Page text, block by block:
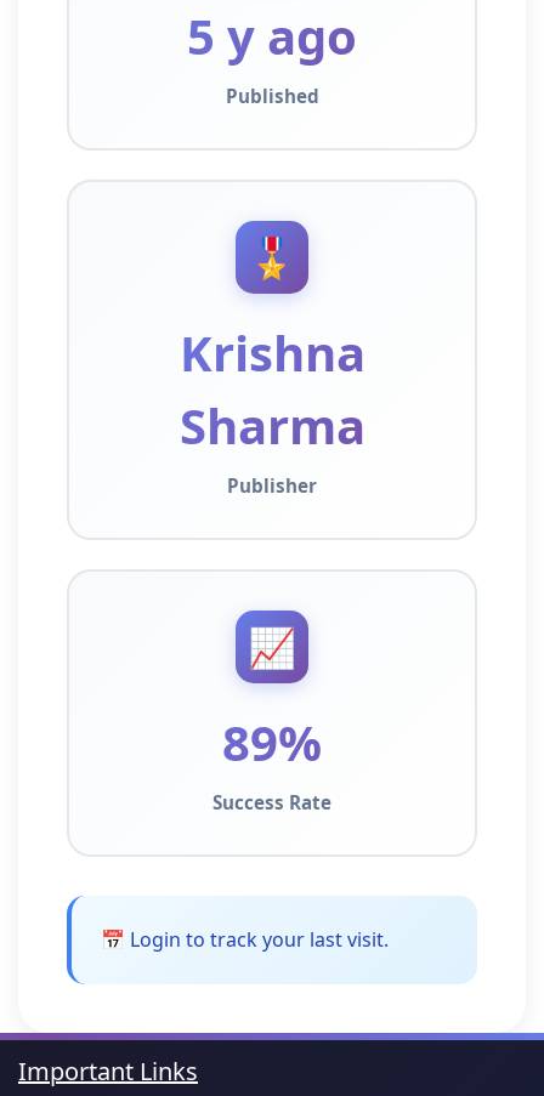
5 y ago
Published
🎖️
Krishna
Sharma
Publisher
📈
89%
Success Rate
📅 Login to track your last visit.
Important Links